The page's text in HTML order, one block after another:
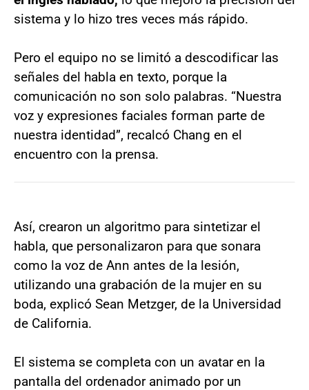
sistema y lo hizo tres veces más rápido.
Pero el equipo no se limitó a descodificar las
señales del habla en texto, porque la
comunicación no son solo palabras. “Nuestra
voz y expresiones faciales forman parte de
nuestra identidad”, recalcó Chang en el
encuentro con la prensa.
Así, crearon un algoritmo para sintetizar el
habla, que personalizaron para que sonara
como la voz de Ann antes de la lesión,
utilizando una grabación de la mujer en su
boda, explicó Sean Metzger, de la Universidad
de California.
El sistema se completa con un avatar en la
pantalla del ordenador animado por un